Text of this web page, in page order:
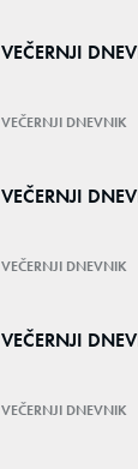
VEČERNJI
VEČERNJI DNEVNIK
VEČERNJI
VEČERNJI DNEVNIK
VEČERNJI
VEČERNJI DNEVNIK